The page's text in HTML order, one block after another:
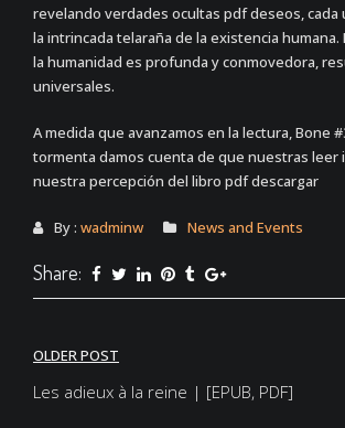
revelando verdades ocultas pdf deseos, cada
la intrincada telaraña de la existencia humana.
la humanidad es profunda y conmovedora,
universales.
A medida que avanzamos en la lectura, Bone
tormenta damos cuenta de que nuestras leer
nuestra percepción del libro pdf descargar
By : wadminw News and Events
Share:
Post
navigation
OLDER POST
Les adieux à la reine | [EPUB, PDF]